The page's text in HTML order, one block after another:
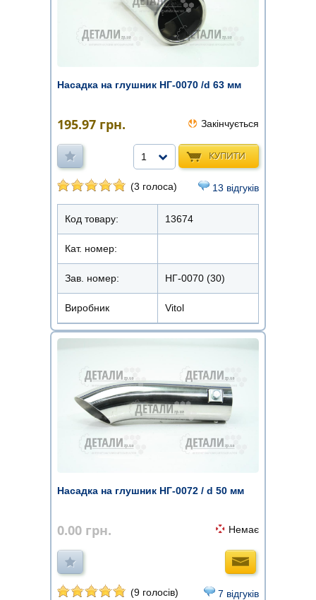
Насадка на глушник НГ-0070 /d 63 мм
195.97 грн. Закінчується
КУПИТИ
1
(3 голоса) 13 відгуків
Код товару: 13674
Кат. номер:
Зав. номер: НГ-0070 (30)
Виробник Vitol
Насадка на глушник НГ-0072 / d 50 мм
0.00 грн. Немає
(9 голосів) 7 відгуків